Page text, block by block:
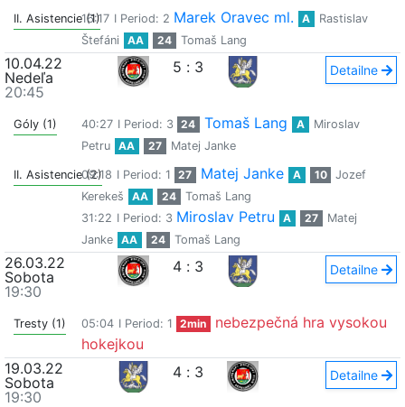
II. Asistencie (1)
16:17 I Period: 2 Marek Oravec ml. A
Rastislav
Štefáni
AA 24 Tomaš Lang
10.04.22
Nedeľa
20:45
5 : 3 Detailne
Góly (1) 40:27 I Period: 3 24 Tomaš Lang A
Miroslav
Petru
AA 27 Matej Janke
II. Asistencie (2)
09:18 I Period: 1 27 Matej Janke A 10
Jozef
Kerekeš
AA 24
Tomaš Lang
31:22 I Period: 3 Miroslav Petru A 27
Matej
Janke
AA 24 Tomaš Lang
26.03.22
Sobota
19:30
4 : 3 Detailne
Tresty (1) 05:04 I Period: 1 2min
nebezpečná hra vysokou
hokejkou
19.03.22
Sobota
19:30
4 : 3 Detailne